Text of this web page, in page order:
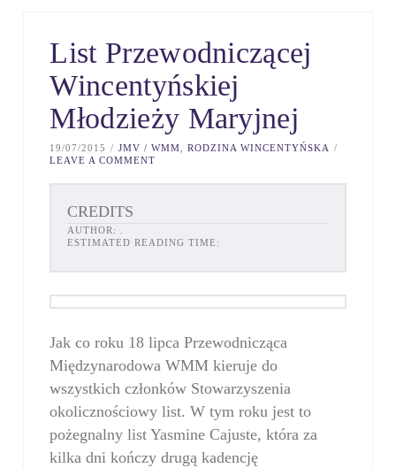
List Przewodniczącej
Wincentyńskiej
Młodzieży Maryjnej
19/07/2015 JMV / WMM ,RODZINA WINCENTYŃSKA
LEAVE A COMMENT
CREDITS
AUTHOR:
ESTIMATED READING TIME:
Jak co roku 18 lipca Przewodnicząca
Międzynarodowa WMM kieruje do
wszystkich członków Stowarzyszenia
okolicznościowy list. W tym roku jest to
pożegnalny list Yasmine Cajuste, która za
kilka dni kończy drugą kadencję